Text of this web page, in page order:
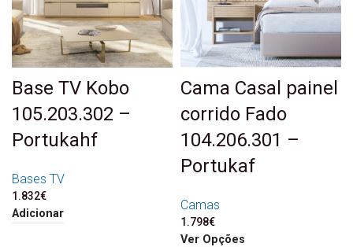
Base TV Kobo
105.203.302 –
Portukahf
Bases TV
1.832€
Adicionar
Cama Casal painel
corrido Fado
104.206.301 –
Portukaf
Camas
1.798€
Ver Opções